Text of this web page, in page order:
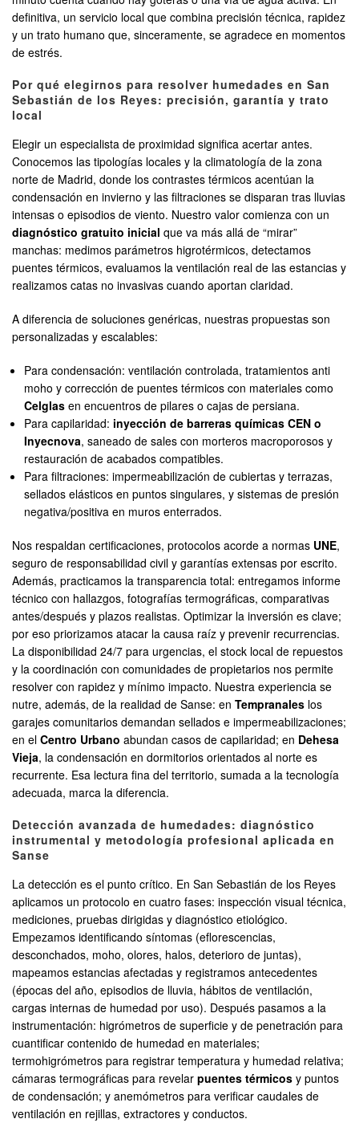
definitiva, un servicio local que combina precisión técnica, rapidez
y un trato humano que, sinceramente, se agradece en momentos
de estrés.
Por qué elegirnos para resolver humedades en San
Sebastián de los Reyes: precisión, garantía y trato
local
Elegir un especialista de proximidad significa acertar antes.
Conocemos las tipologías locales y la climatología de la zona
norte de Madrid, donde los contrastes térmicos acentúan la
condensación en invierno y las filtraciones se disparan tras lluvias
intensas o episodios de viento. Nuestro valor comienza con un
diagnóstico gratuito inicial que va más allá de “mirar”
manchas: medimos parámetros higrotérmicos, detectamos
puentes térmicos, evaluamos la ventilación real de las estancias y
realizamos catas no invasivas cuando aportan claridad.
A diferencia de soluciones genéricas, nuestras propuestas son
personalizadas y escalables:
Para condensación: ventilación controlada, tratamientos anti
moho y corrección de puentes térmicos con materiales como
Celglas en encuentros de pilares o cajas de persiana.
Para capilaridad: inyección de barreras químicas CEN o
Inyecnova, saneado de sales con morteros macroporosos y
restauración de acabados compatibles.
Para filtraciones: impermeabilización de cubiertas y terrazas,
sellados elásticos en puntos singulares, y sistemas de presión
negativa/positiva en muros enterrados.
Nos respaldan certificaciones, protocolos acorde a normas UNE,
seguro de responsabilidad civil y garantías extensas por escrito.
Además, practicamos la transparencia total: entregamos informe
técnico con hallazgos, fotografías termográficas, comparativas
antes/después y plazos realistas. Optimizar la inversión es clave;
por eso priorizamos atacar la causa raíz y prevenir recurrencias.
La disponibilidad 24/7 para urgencias, el stock local de repuestos
y la coordinación con comunidades de propietarios nos permite
resolver con rapidez y mínimo impacto. Nuestra experiencia se
nutre, además, de la realidad de Sanse: en Tempranales los
garajes comunitarios demandan sellados e impermeabilizaciones;
en el Centro Urbano abundan casos de capilaridad; en Dehesa
Vieja, la condensación en dormitorios orientados al norte es
recurrente. Esa lectura fina del territorio, sumada a la tecnología
adecuada, marca la diferencia.
Detección avanzada de humedades: diagnóstico
instrumental y metodología profesional aplicada en
Sanse
La detección es el punto crítico. En San Sebastián de los Reyes
aplicamos un protocolo en cuatro fases: inspección visual técnica,
mediciones, pruebas dirigidas y diagnóstico etiológico.
Empezamos identificando síntomas (eflorescencias,
desconchados, moho, olores, halos, deterioro de juntas),
mapeamos estancias afectadas y registramos antecedentes
(épocas del año, episodios de lluvia, hábitos de ventilación,
cargas internas de humedad por uso). Después pasamos a la
instrumentación: higrómetros de superficie y de penetración para
cuantificar contenido de humedad en materiales;
termohigrómetros para registrar temperatura y humedad relativa;
cámaras termográficas para revelar puentes térmicos y puntos
de condensación; y anemómetros para verificar caudales de
ventilación en rejillas, extractores y conductos.